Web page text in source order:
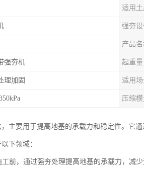
适用
强夯
产品名
强夯机 起重量
理加固 适用场
压缩模
主要用于提高地基的承载力和稳定性。它
下领域：
前，通过强夯处理提高地基的承载力，减少